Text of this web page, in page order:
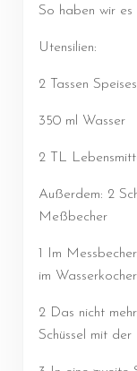
So haben wir es
Utensilien:
2 Tassen
350 ml Wasser
2 TL
Außerdem: 2
Meßbecher
1 Im
im
2 Das nicht
Schüssel mit